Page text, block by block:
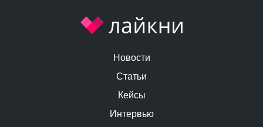
Новости
Статьи
Кейсы
Интервью